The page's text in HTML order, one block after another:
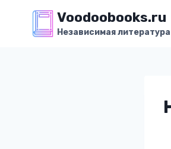
содержимому
Voodoobooks.ru
Независимая литература